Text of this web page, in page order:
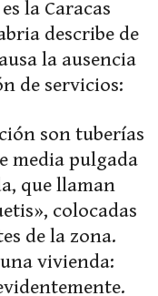
la Caracas
describe de
la ausencia
de servicios:
son tuberías
media pulgada
que llaman
colocadas
de la zona.
vivienda: